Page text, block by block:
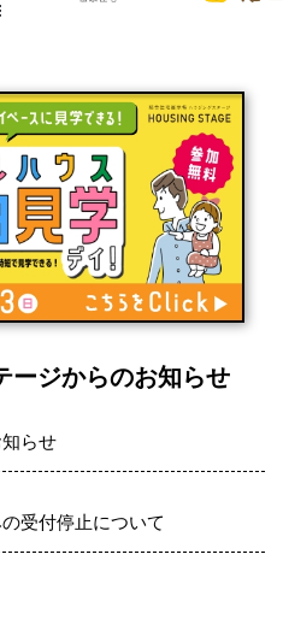
ージからのお知らせ
らせ
受付停止について